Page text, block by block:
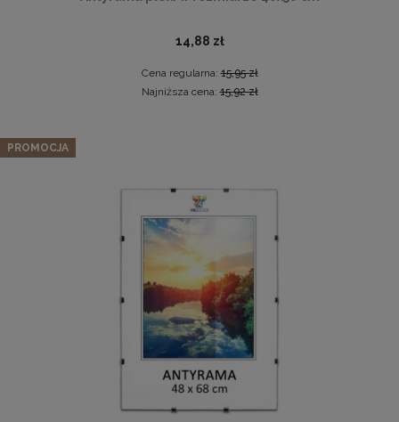
luster w złotym kolorze-30x48mm
2,29 zł
DO KOSZYKA
Sofa LIVIA Muszelka w kolorze zielonym z pikowanym
1 439,99 zł
Cena regularna:1 799,99 zł
Najniższa cena:
DO KOSZYKA
14,88 zł
Cena regularna:15,95 zł
Najniższa cena:15,92 zł
PROMOCJA